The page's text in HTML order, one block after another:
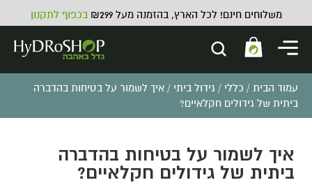
משלוחים חינם! לכל הארץ, בהזמנה מעל ₪299 בכפוף לתקנון
עמוד הבית / כללי / גידול ביתי / איך לשמור על בטיחות בהדברה
ביתית של גידולים חקלאיים?
איך לשמור על בטיחות בהדברה
ביתית של גידולים חקלאיים?